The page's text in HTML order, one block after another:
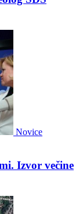
Novice
Izvor večine